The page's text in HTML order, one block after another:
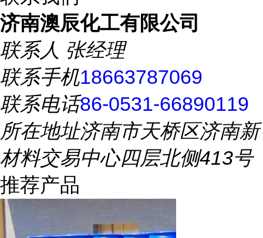
济南澳辰化工有限公司
联系人 张经理
联系手机18663787069
联系电话86-0531-66890119
所在地址济南市天桥区济南新
材料交易中心四层北侧413号
推荐产品